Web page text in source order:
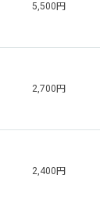
5,500円
2,700円
2,400円